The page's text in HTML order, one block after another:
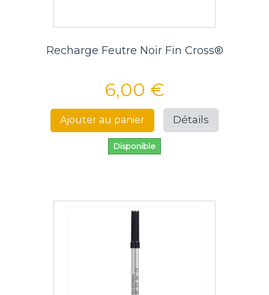
Recharge Feutre Noir Fin Cross®
6,00 €
Ajouter au panier Détails
Disponible